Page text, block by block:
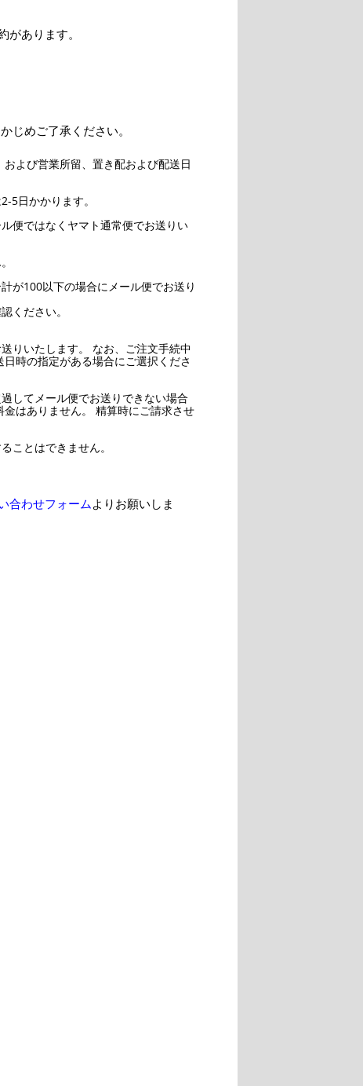
あります。
じめご了承ください。
よび営業所留、置き配および配送日
5日かかります。
便ではなくヤマト通常便でお送りい
が100以下の場合にメール便でお送り
ください。
りいたします。 なお、ご注文手続中
時の指定がある場合にご選択くださ
してメール便でお送りできない場合
はありません。 精算時にご請求させ
ことはできません。
合わせフォームよりお願いしま